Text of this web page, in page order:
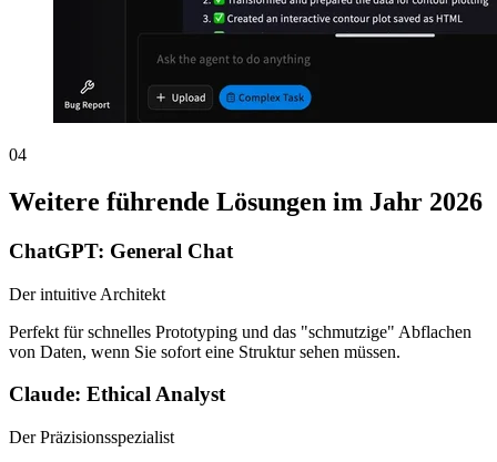
04
Weitere führende Lösungen im Jahr 2026
ChatGPT: General Chat
Der intuitive Architekt
Perfekt für schnelles Prototyping und das "schmutzige" Abflachen
von Daten, wenn Sie sofort eine Struktur sehen müssen.
Claude: Ethical Analyst
Der Präzisionsspezialist